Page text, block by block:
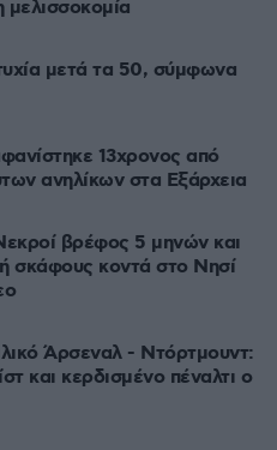
μελισσοκομία
μετά τα 50, σύμφωνα
13χρονος από
ανηλίκων στα Εξάρχεια
βρέφος 5 μηνών και
σκάφους κοντά στο Νησί
Άρσεναλ - Ντόρτμουντ:
και κερδισμένο πέναλτι ο